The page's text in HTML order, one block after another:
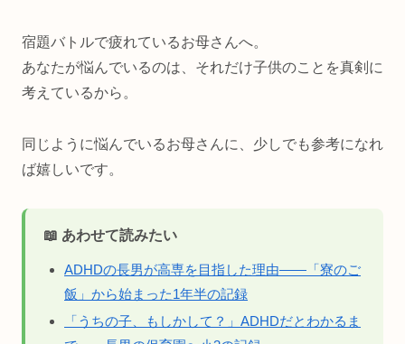
宿題バトルで疲れているお母さんへ。
あなたが悩んでいるのは、それだけ子供のことを真剣に
考えているから。
同じように悩んでいるお母さんに、少しでも参考になれ
ば嬉しいです。
📖 あわせて読みたい
ADHDの長男が高専を目指した理由——「寮のご
飯」から始まった1年半の記録
「うちの子、もしかして？」ADHDだとわかるま